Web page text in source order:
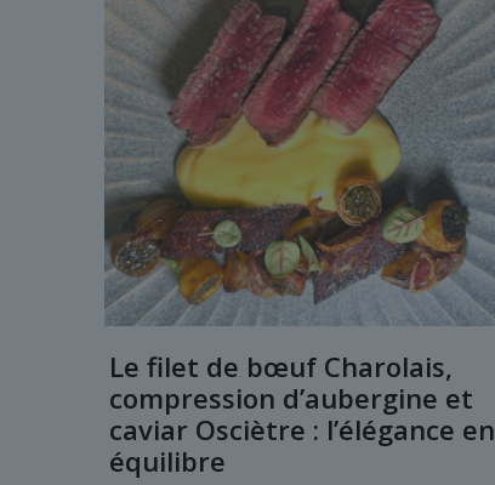
Le filet de bœuf Charolais,
compression d’aubergine et
caviar Osciètre : l’élégance en
équilibre